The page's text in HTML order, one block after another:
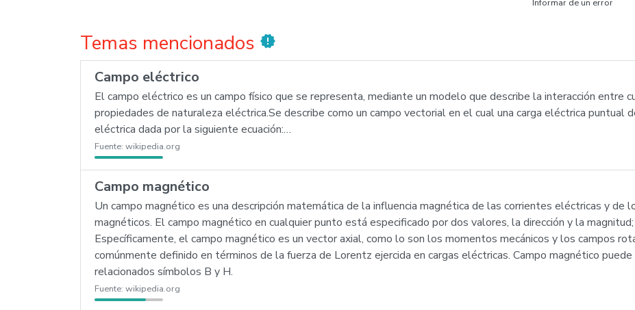
Informar de un error
Temas mencionados new_releases
Campo eléctrico
El campo eléctrico es un campo físico que se representa, mediante un modelo que describe la interacción entre
propiedades de naturaleza eléctrica.Se describe como un campo vectorial en el cual una carga eléctrica puntual
eléctrica dada por la siguiente ecuación:…
Fuente: wikipedia.org
Campo magnético
Un campo magnético es una descripción matemática de la influencia magnética de las corrientes eléctricas y de
magnéticos. El campo magnético en cualquier punto está especificado por dos valores, la dirección y la
Específicamente, el campo magnético es un vector axial, como lo son los momentos mecánicos y los campos
comúnmente definido en términos de la fuerza de Lorentz ejercida en cargas eléctricas. Campo magnético
relacionados símbolos B y H.
Fuente: wikipedia.org